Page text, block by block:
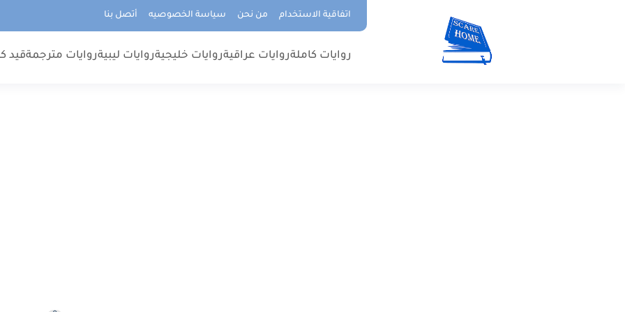
اتفاقية الاستخدام من نحن سياسة الخصوصيه أتصل بنا
روايات كاملةروايات عراقيةروايات خليجيةروايات ليبيةروايات مترجمةقيد